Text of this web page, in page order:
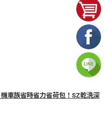
車族省時省力省荷包！SZ乾洗深